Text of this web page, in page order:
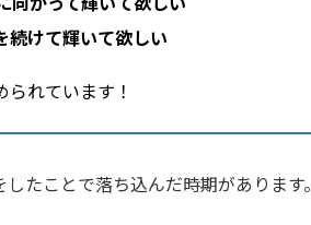
続けて輝いて欲しい
られています！
たことで落ち込んだ時期がありま